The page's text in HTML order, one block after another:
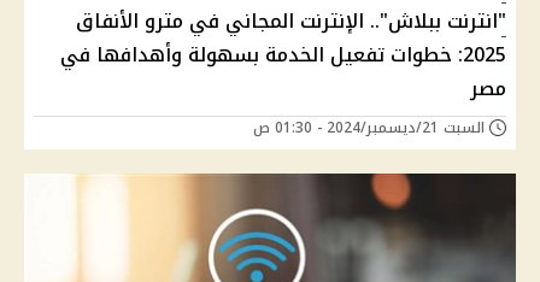
"انترنت ببلاش".. الإنترنت المجاني في مترو الأنفاق
2025: خطوات تفعيل الخدمة بسهولة وأهدافها في
مصر
السبت 21/ديسمبر/2024 - 01:30 ص